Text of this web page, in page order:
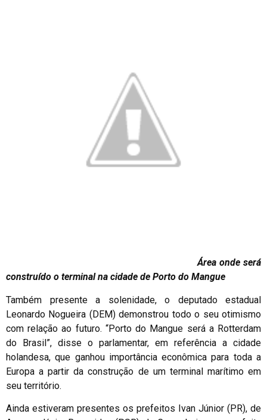
Área onde será
construído o terminal na cidade de Porto do Mangue
Também presente a solenidade, o deputado estadual
Leonardo Nogueira (DEM) demonstrou todo o seu otimismo
com relação ao futuro. “Porto do Mangue será a Rotterdam
do Brasil”, disse o parlamentar, em referência a cidade
holandesa, que ganhou importância econômica para toda a
Europa a partir da construção de um terminal marítimo em
seu território.
Ainda estiveram presentes os prefeitos Ivan Júnior (PR), de